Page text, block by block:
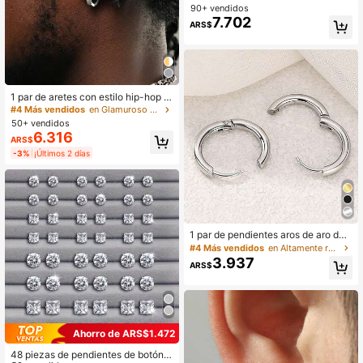
1 par de aretes con estilo hip-hop d
e circonita cúbica de moda para ho
mbres
#4 Más vendidos
en Glamuroso Pendientes De Hombre
50+ vendidos
ARS$6.316
-3% ¡Últimos 2 días
Ahorro de ARS$1.472
48 piezas de pendientes de botón r
entes de botón con cruz y lágrima d
e circonita - Hipoalergénico - Unise
x - Regalo perfecto para amantes d
90+ vendidos
ARS$7.702
1 par de pendientes aros de aro de
espiral de acero inoxidable minimali
stas de 2,5 mm para hombres
#4 Más vendidos en Altamente recomprado Pendientes de hombre
ARS$3.937